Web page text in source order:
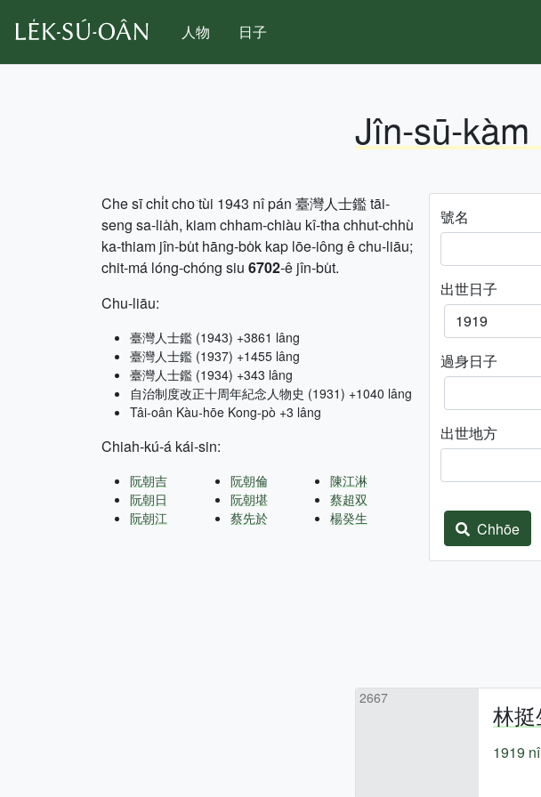
人物 日子
Jîn-sū-
Che sī chi̍t cho͘ tùi 1943 nî pán 臺灣人士鑑 tāi-
seng sa-lia̍h, kiam chham-chiàu kî-tha chhut-chhù
ka-thiam jîn-bu̍t hāng-bo̍k kap lōe-iông ê chu-liāu;
chit-má lóng-chóng siu 6702-ê jîn-bu̍t.
Chu-liāu:
臺灣人士鑑 (1943) +3861 lâng
臺灣人士鑑 (1937) +1455 lâng
臺灣人士鑑 (1934) +343 lâng
自治制度改正十周年紀念人物史 (1931) +1040 lâng
Tâi-oân Kàu-hōe Kong-pò +3 lâng
Chiah-kú-á kái-sin:
阮朝吉
阮朝日
阮朝江
阮朝倫
阮朝堪
蔡先於
陳江淋
蔡超双
楊癸生
號名
出世日子
過身日子
出世地方
Chhōe
2667
林挺
1919 nî